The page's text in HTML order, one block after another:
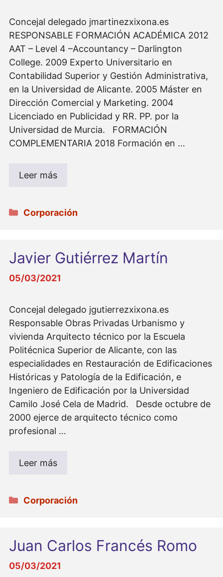
Concejal delegado jmartinezxixona.es
RESPONSABLE FORMACIÓN ACADÉMICA 2012
AAT – Level 4 –Accountancy – Darlington
College. 2009 Experto Universitario en
Contabilidad Superior y Gestión Administrativa,
en la Universidad de Alicante. 2005 Máster en
Dirección Comercial y Marketing. 2004
Licenciado en Publicidad y RR. PP. por la
Universidad de Murcia. FORMACIÓN
COMPLEMENTARIA 2018 Formación en …
Leer más
Categorías
Corporación
Javier Gutiérrez Martín
05/03/2021
Concejal delegado jgutierrezxixona.es
Responsable Obras Privadas Urbanismo y
vivienda Arquitecto técnico por la Escuela
Politécnica Superior de Alicante, con las
especialidades en Restauración de Edificaciones
Históricas y Patología de la Edificación, e
Ingeniero de Edificación por la Universidad
Camilo José Cela de Madrid. Desde octubre de
2000 ejerce de arquitecto técnico como
profesional …
Leer más
Categorías
Corporación
Juan Carlos Francés Romo
05/03/2021